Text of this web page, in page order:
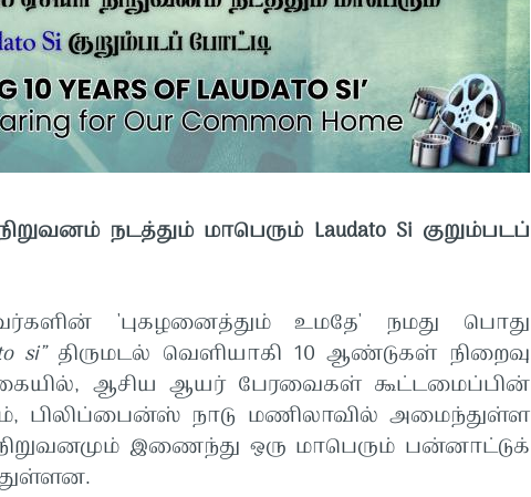
நடத்தும் மாபெரும்Laudato Si குறும்படப்
'புகழனைத்தும் உமதே' நமது பொது
si” திருமடல் வெளியாகி 10ஆண்டுகள் நிறைவு
, ஆசிய ஆயர் பேரவைகள் கூட்டமைப்பின்
, பிலிப்பைன்ஸ் நாடு மணிலாவில் அமைந்துள்ள
இணைந்து ஒரு மாபெரும் பன்னாட்டுக்
.